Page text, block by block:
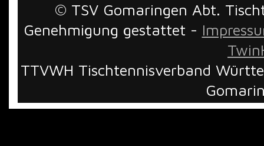
© TSV Gomaringen Abt.
Genehmigung gestattet -
TTVWH Tischtennisverband